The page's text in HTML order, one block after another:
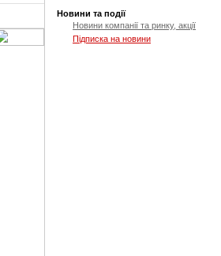
Новини та події
Новини компанії та ринку, акції
Підписка на новини